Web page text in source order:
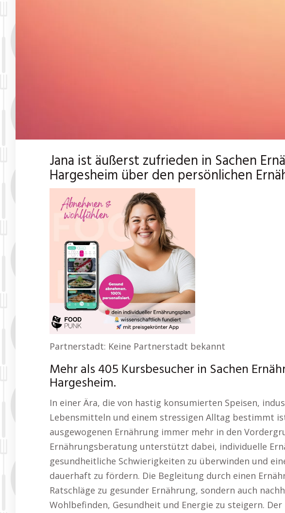
Jana ist äußerst zufrieden in Sachen
Hargesheim über den persönlichen
Partnerstadt: Keine Partnerstadt bekannt
Mehr als 405 Kursbesucher in Sachen
Hargesheim.
In einer Ära, die von hastig konsumierten Speisen,
Lebensmitteln und einem stressigen Alltag bestimmt
ausgewogenen Ernährung immer mehr in den
Ernährungsberatung unterstützt dabei, individuelle
gesundheitliche Schwierigkeiten zu überwinden und
dauerhaft zu fördern. Die Begleitung durch einen
Ratschläge zu gesunder Ernährung, sondern auch
Wohlbefinden, Gesundheit und Energie zu steigern.